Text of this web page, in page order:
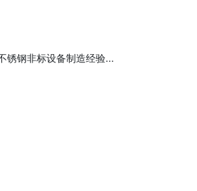
锈钢非标设备制造经验...